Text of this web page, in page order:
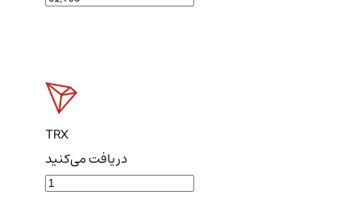
TRX
دریافت می‌کنید